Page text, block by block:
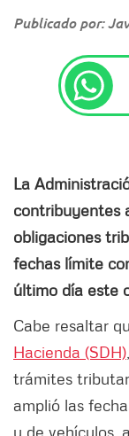
Publicado por:
La
contribuyentes
obligaciones
fechas límite
último día este
Cabe resaltar
Hacienda (SDH)
trámites
amplió las
y de vehículos,